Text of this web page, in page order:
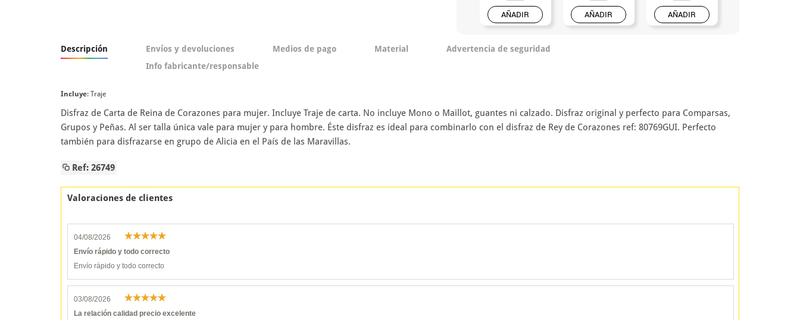
AÑADIR AÑADIR AÑADIR
Descripción Envíos y devoluciones Medios de pago Material
Advertencia de seguridad
Info fabricante/responsable
Incluye: Traje
Disfraz de Carta de Reina de Corazones para mujer. Incluye Traje de carta. No incluye Mono o Maillot, guantes ni calzado. Disfraz original y perfecto para Comparsas,
Grupos y Peñas. Al ser talla única vale para mujer y para hombre. Éste disfraz es ideal para combinarlo con el disfraz de Rey de Corazones ref: 80769GUI. Perfecto
también para disfrazarse en grupo de Alicia en el País de las Maravillas.
Ref: 26749
Valoraciones de clientes
04/08/2026
Envío rápido y todo correcto
Envío rápido y todo correcto
03/08/2026
La relación calidad precio excelente